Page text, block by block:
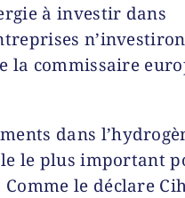
à investir dans
la commissaire
dans
le plus important
le déclare